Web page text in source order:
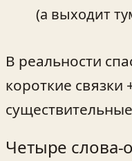
(а выходит
В реальности
короткие связки
Четыре слова-